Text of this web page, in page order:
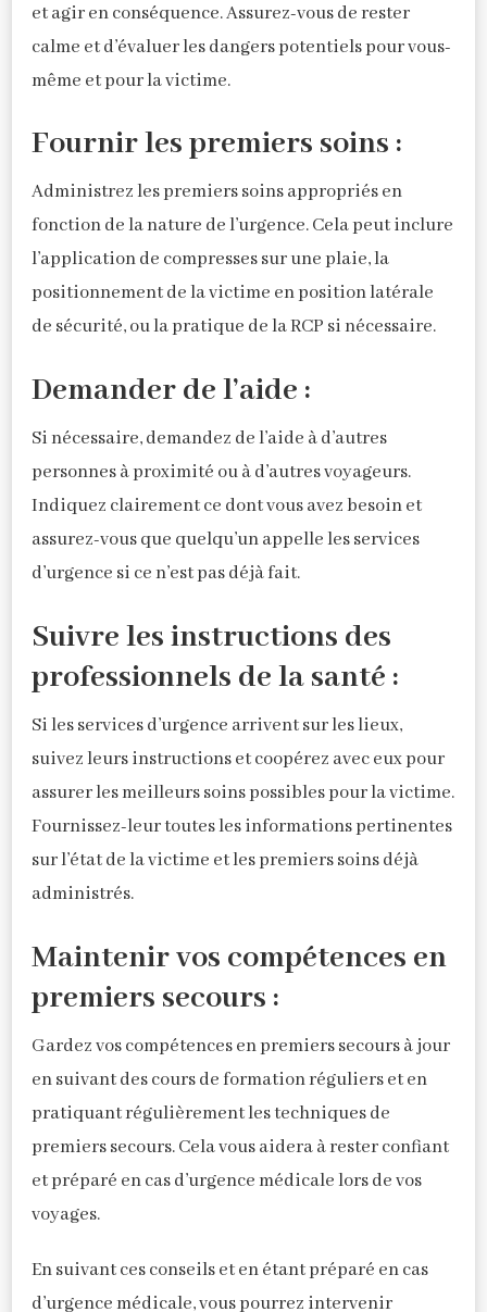
et agir en conséquence. Assurez-vous de rester
calme et d’évaluer les dangers potentiels pour vous-
même et pour la victime.
Fournir les premiers soins :
Administrez les premiers soins appropriés en
fonction de la nature de l’urgence. Cela peut inclure
l’application de compresses sur une plaie, la
positionnement de la victime en position latérale
de sécurité, ou la pratique de la RCP si nécessaire.
Demander de l’aide :
Si nécessaire, demandez de l’aide à d’autres
personnes à proximité ou à d’autres voyageurs.
Indiquez clairement ce dont vous avez besoin et
assurez-vous que quelqu’un appelle les services
d’urgence si ce n’est pas déjà fait.
Suivre les instructions des
professionnels de la santé :
Si les services d’urgence arrivent sur les lieux,
suivez leurs instructions et coopérez avec eux pour
assurer les meilleurs soins possibles pour la victime.
Fournissez-leur toutes les informations pertinentes
sur l’état de la victime et les premiers soins déjà
administrés.
Maintenir vos compétences en
premiers secours :
Gardez vos compétences en premiers secours à jour
en suivant des cours de formation réguliers et en
pratiquant régulièrement les techniques de
premiers secours. Cela vous aidera à rester confiant
et préparé en cas d’urgence médicale lors de vos
voyages.
En suivant ces conseils et en étant préparé en cas
d’urgence médicale, vous pourrez intervenir